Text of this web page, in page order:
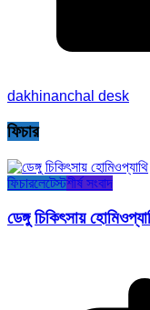
dakhinanchal desk
ফিচার
ফিচারলেটেস্টশীর্ষ সংবাদ
ডেঙ্গু চিকিৎসায়